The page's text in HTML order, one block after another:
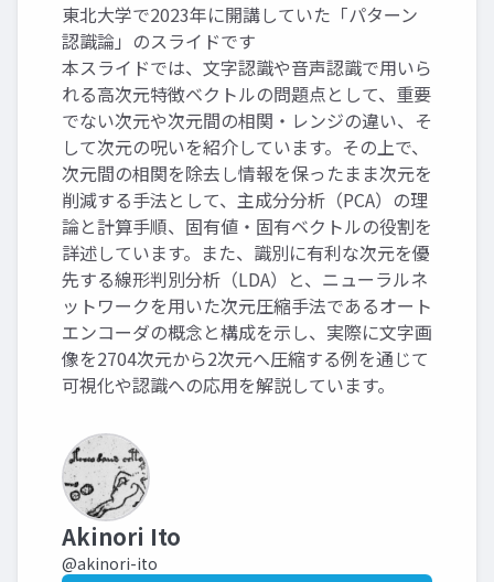
東北大学で2023年に開講していた「パターン
認識論」のスライドです
本スライドでは、文字認識や音声認識で用いら
れる高次元特徴ベクトルの問題点として、重要
でない次元や次元間の相関・レンジの違い、そ
して次元の呪いを紹介しています。その上で、
次元間の相関を除去し情報を保ったまま次元を
削減する手法として、主成分分析（PCA）の理
論と計算手順、固有値・固有ベクトルの役割を
詳述しています。また、識別に有利な次元を優
先する線形判別分析（LDA）と、ニューラルネ
ットワークを用いた次元圧縮手法であるオート
エンコーダの概念と構成を示し、実際に文字画
像を2704次元から2次元へ圧縮する例を通じて
可視化や認識への応用を解説しています。
Akinori Ito
@akinori-ito